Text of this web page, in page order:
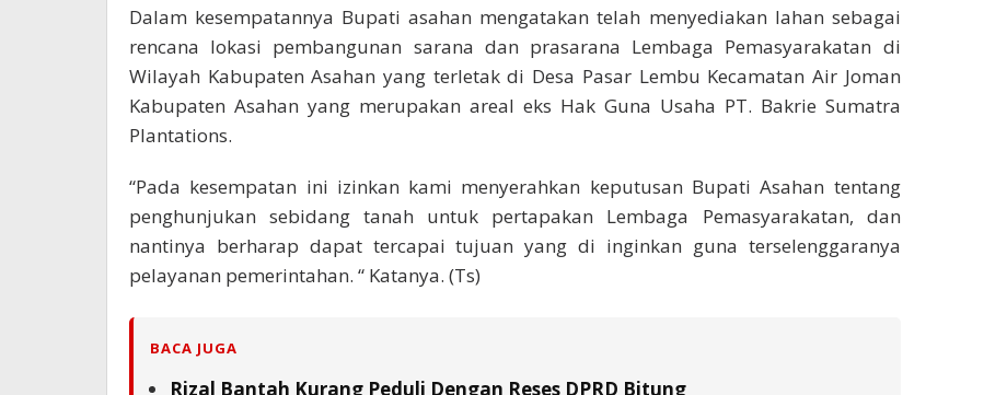
Dalam kesempatannya Bupati asahan mengatakan telah menyediakan lahan sebagai
rencana lokasi pembangunan sarana dan prasarana Lembaga Pemasyarakatan di
Wilayah Kabupaten Asahan yang terletak di Desa Pasar Lembu Kecamatan Air Joman
Kabupaten Asahan yang merupakan areal eks Hak Guna Usaha PT. Bakrie Sumatra
Plantations.
“Pada kesempatan ini izinkan kami menyerahkan keputusan Bupati Asahan tentang
penghunjukan sebidang tanah untuk pertapakan Lembaga Pemasyarakatan, dan
nantinya berharap dapat tercapai tujuan yang di inginkan guna terselenggaranya
pelayanan pemerintahan. “ Katanya. (Ts)
BACA JUGA
Rizal Bantah Kurang Peduli Dengan Reses DPRD Bitung